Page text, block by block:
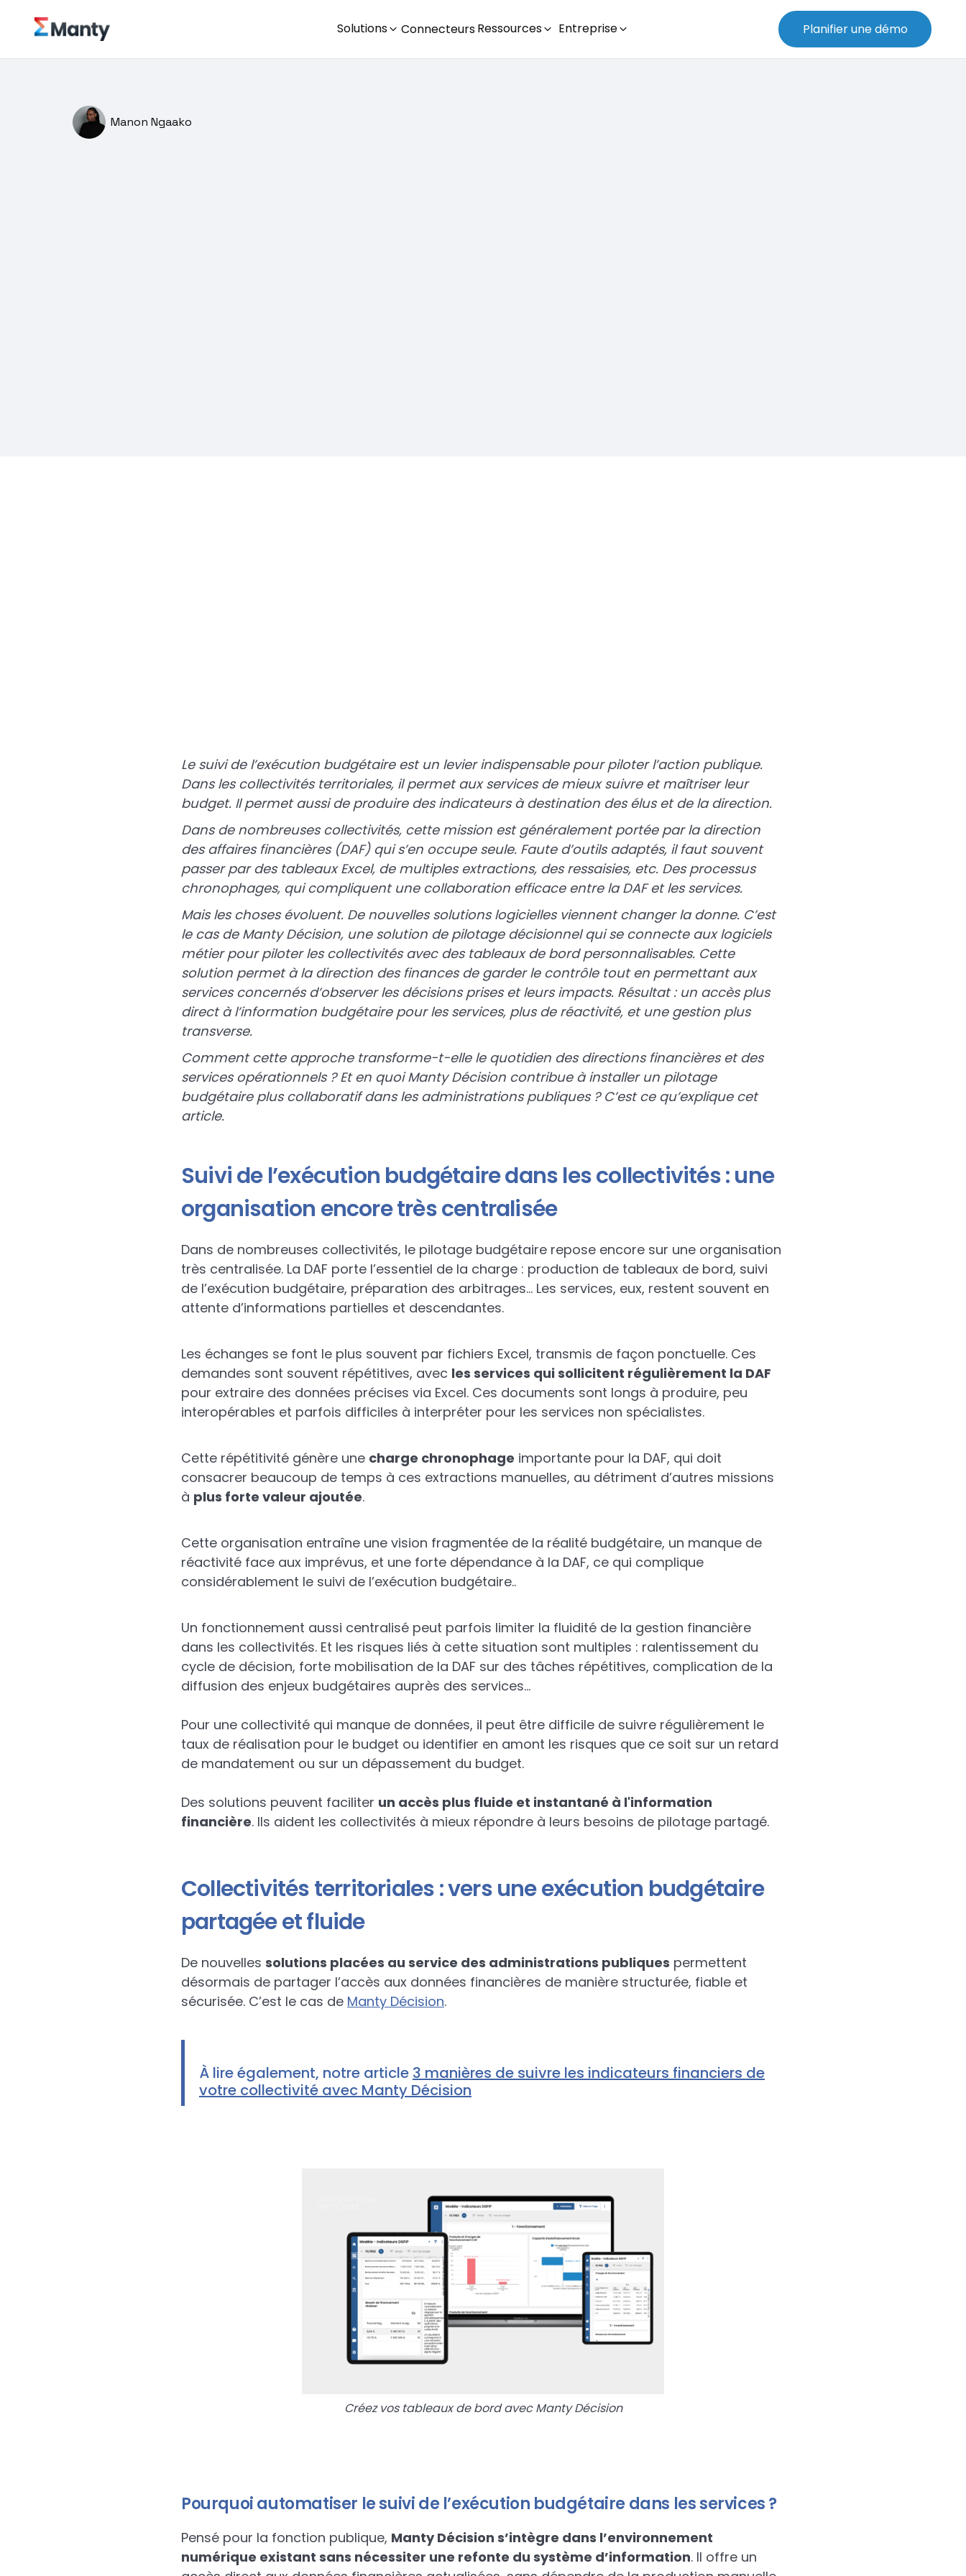
Solutions ConnecteursRessources Entreprise Planifier une démo
Manon Ngaako
Le suivi de l’exécution budgétaire est un levier indispensable pour piloter l’action publique.
Dans les collectivités territoriales, il permet aux services de mieux suivre et maîtriser leur
budget. Il permet aussi de produire des indicateurs à destination des élus et de la direction.
Dans de nombreuses collectivités, cette mission est généralement portée par la direction
des affaires financières (DAF) qui s’en occupe seule. Faute d’outils adaptés, il faut souvent
passer par des tableaux Excel, de multiples extractions, des ressaisies, etc. Des processus
chronophages, qui compliquent une collaboration efficace entre la DAF et les services.
Mais les choses évoluent. De nouvelles solutions logicielles viennent changer la donne. C’est
le cas de Manty Décision, une solution de pilotage décisionnel qui se connecte aux logiciels
métier pour piloter les collectivités avec des tableaux de bord personnalisables. Cette
solution permet à la direction des finances de garder le contrôle tout en permettant aux
services concernés d’observer les décisions prises et leurs impacts. Résultat : un accès plus
direct à l’information budgétaire pour les services, plus de réactivité, et une gestion plus
transverse.
Comment cette approche transforme-t-elle le quotidien des directions financières et des
services opérationnels ? Et en quoi Manty Décision contribue à installer un pilotage
budgétaire plus collaboratif dans les administrations publiques ? C’est ce qu’explique cet
article.
Suivi de l’exécution budgétaire dans les collectivités : une
organisation encore très centralisée
Dans de nombreuses collectivités, le pilotage budgétaire repose encore sur une organisation
très centralisée. La DAF porte l’essentiel de la charge : production de tableaux de bord, suivi
de l’exécution budgétaire, préparation des arbitrages… Les services, eux, restent souvent en
attente d’informations partielles et descendantes.
Les échanges se font le plus souvent par fichiers Excel, transmis de façon ponctuelle. Ces
demandes sont souvent répétitives, avec les services qui sollicitent régulièrement la DAF
pour extraire des données précises via Excel. Ces documents sont longs à produire, peu
interopérables et parfois difficiles à interpréter pour les services non spécialistes.
Cette répétitivité génère une charge chronophage importante pour la DAF, qui doit
consacrer beaucoup de temps à ces extractions manuelles, au détriment d’autres missions
à plus forte valeur ajoutée.
Cette organisation entraîne une vision fragmentée de la réalité budgétaire, un manque de
réactivité face aux imprévus, et une forte dépendance à la DAF, ce qui complique
considérablement le suivi de l’exécution budgétaire..
Un fonctionnement aussi centralisé peut parfois limiter la fluidité de la gestion financière
dans les collectivités. Et les risques liés à cette situation sont multiples : ralentissement du
cycle de décision, forte mobilisation de la DAF sur des tâches répétitives, complication de la
diffusion des enjeux budgétaires auprès des services…
Pour une collectivité qui manque de données, il peut être difficile de suivre régulièrement le
taux de réalisation pour le budget ou identifier en amont les risques que ce soit sur un retard
de mandatement ou sur un dépassement du budget.
Des solutions peuvent faciliter un accès plus fluide et instantané à l'information
financière. Ils aident les collectivités à mieux répondre à leurs besoins de pilotage partagé.
Collectivités territoriales : vers une exécution budgétaire
partagée et fluide
De nouvelles solutions placées au service des administrations publiques permettent
désormais de partager l’accès aux données financières de manière structurée, fiable et
sécurisée. C’est le cas de Manty Décision.
À lire également, notre article 3 manières de suivre les indicateurs financiers de
votre collectivité avec Manty Décision
Créez vos tableaux de bord avec Manty Décision
Pourquoi automatiser le suivi de l’exécution budgétaire dans les services ?
Pensé pour la fonction publique, Manty Décision s’intègre dans l’environnement
numérique existant sans nécessiter une refonte du système d’information. Il offre un